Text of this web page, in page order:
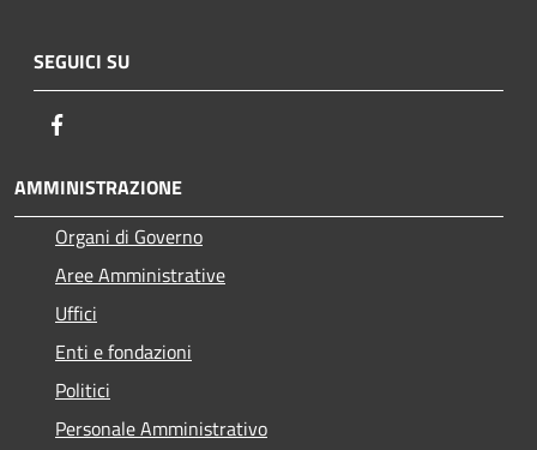
SEGUICI SU
AMMINISTRAZIONE
Organi di Governo
Aree Amministrative
Uffici
Enti e fondazioni
Politici
Personale Amministrativo